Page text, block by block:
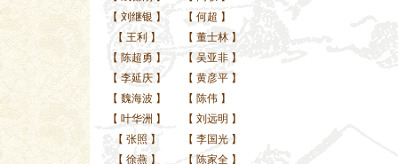
【 刘继银 】 【 何超 】
【 王利 】 【 董士林 】
【 陈超勇 】 【 吴亚非 】
【 李延庆】 【 黄彦平 】
【 魏海波 】 【 陈伟 】
【 叶华洲 】 【 刘远明 】
【 张照 】 【 李国光 】
【 徐燕】 【 陈家全 】